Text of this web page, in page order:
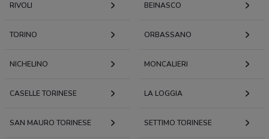
RIVOLI BEINASCO
TORINO ORBASSANO
NICHELINO MONCALIERI
CASELLE TORINESE LA LOGGIA
SAN MAURO TORINESE SETTIMO TORINESE